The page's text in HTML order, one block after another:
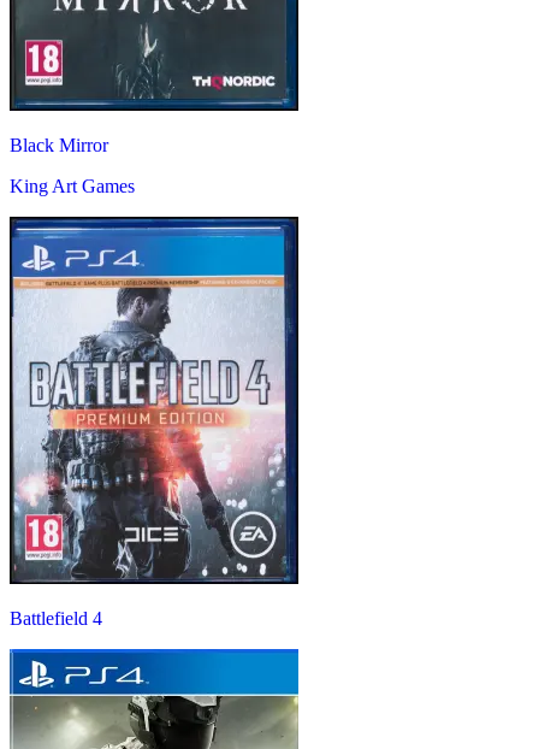
Black Mirror
King Art Games
Battlefield 4